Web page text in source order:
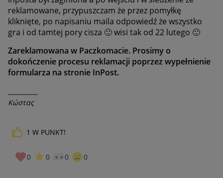
reklamowane, przypuszczam że przez pomyłkę
kliknięte, po napisaniu maila odpowiedź że wszystko
gra i od tamtej pory cisza 🙂wisi tak od 22 lutego 🙂
Zareklamowana w Paczkomacie. Prosimy o
dokończenie procesu reklamacji poprzez wypełnienie
formularza na stronie InPost.
Κώστας
1 W PUNKT!
0 0 0 0